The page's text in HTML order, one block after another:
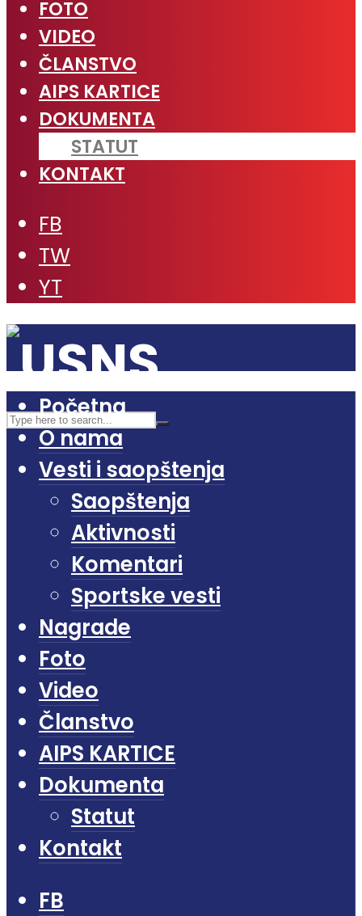
FOTO
VIDEO
ČLANSTVO
AIPS KARTICE
DOKUMENTA
STATUT
KONTAKT
FB
TW
YT
Početna
O nama
Vesti i saopštenja
Saopštenja
Aktivnosti
Komentari
Sportske vesti
Nagrade
Foto
Video
Članstvo
AIPS KARTICE
Dokumenta
Statut
Kontakt
FB